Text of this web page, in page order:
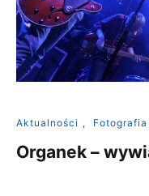
Aktualności , Fotografia
Organek –